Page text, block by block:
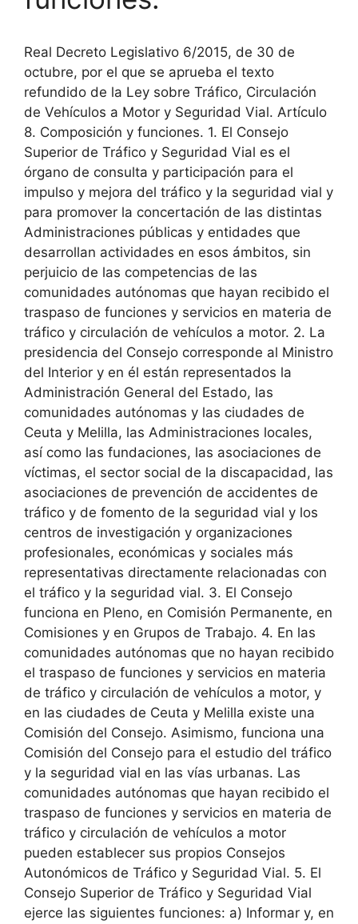
Real Decreto Legislativo 6/2015, de 30 de
octubre, por el que se aprueba el texto
refundido de la Ley sobre Tráfico, Circulación
de Vehículos a Motor y Seguridad Vial. Artículo
8. Composición y funciones. 1. El Consejo
Superior de Tráfico y Seguridad Vial es el
órgano de consulta y participación para el
impulso y mejora del tráfico y la seguridad vial y
para promover la concertación de las distintas
Administraciones públicas y entidades que
desarrollan actividades en esos ámbitos, sin
perjuicio de las competencias de las
comunidades autónomas que hayan recibido el
traspaso de funciones y servicios en materia de
tráfico y circulación de vehículos a motor. 2. La
presidencia del Consejo corresponde al Ministro
del Interior y en él están representados la
Administración General del Estado, las
comunidades autónomas y las ciudades de
Ceuta y Melilla, las Administraciones locales,
así como las fundaciones, las asociaciones de
víctimas, el sector social de la discapacidad, las
asociaciones de prevención de accidentes de
tráfico y de fomento de la seguridad vial y los
centros de investigación y organizaciones
profesionales, económicas y sociales más
representativas directamente relacionadas con
el tráfico y la seguridad vial. 3. El Consejo
funciona en Pleno, en Comisión Permanente, en
Comisiones y en Grupos de Trabajo. 4. En las
comunidades autónomas que no hayan recibido
el traspaso de funciones y servicios en materia
de tráfico y circulación de vehículos a motor, y
en las ciudades de Ceuta y Melilla existe una
Comisión del Consejo. Asimismo, funciona una
Comisión del Consejo para el estudio del tráfico
y la seguridad vial en las vías urbanas. Las
comunidades autónomas que hayan recibido el
traspaso de funciones y servicios en materia de
tráfico y circulación de vehículos a motor
pueden establecer sus propios Consejos
Autonómicos de Tráfico y Seguridad Vial. 5. El
Consejo Superior de Tráfico y Seguridad Vial
ejerce las siguientes funciones: a) Informar y, en